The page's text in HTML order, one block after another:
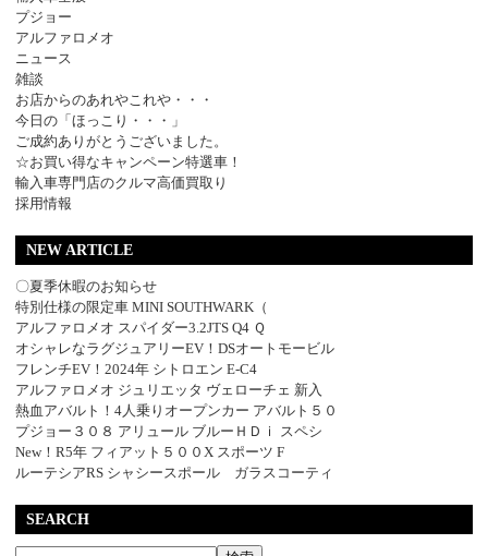
プジョー
アルファロメオ
ニュース
雑談
お店からのあれやこれや・・・
今日の「ほっこり・・・」
ご成約ありがとうございました。
☆お買い得なキャンペーン特選車！
輸入車専門店のクルマ高価買取り
採用情報
NEW ARTICLE
〇夏季休暇のお知らせ
特別仕様の限定車 MINI SOUTHWARK（
アルファロメオ スパイダー3.2JTS Q4 Ｑ
オシャレなラグジュアリーEV！DSオートモービル
フレンチEV！2024年 シトロエン E-C4
アルファロメオ ジュリエッタ ヴェローチェ 新入
熱血アバルト！4人乗りオープンカー アバルト５０
プジョー３０８ アリュール ブルーＨＤｉ スペシ
New！R5年 フィアット５００X スポーツ F
ルーテシアRS シャシースポール ガラスコーティ
SEARCH